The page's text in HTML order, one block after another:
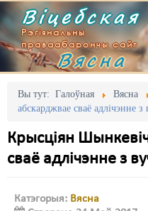
Віцебская
Рэгіянальны
праваабарончы сайт
Вясна
Вы тут: Галоўная Вясна
абскарджвае сваё адлічэнне з
Крысціян
сваё адлічэнне з
Катэгорыя: Вясна
Галоўная
Адміністрацыйны перасьлед
Безбар'ернае асяродзьдзе
Грамадзянскія ініцыятывы
Выданьні
Кантакт
RSS